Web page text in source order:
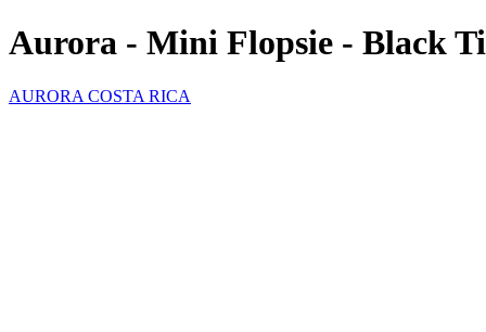
Aurora - Mini Flopsie - Black
AURORA COSTA RICA